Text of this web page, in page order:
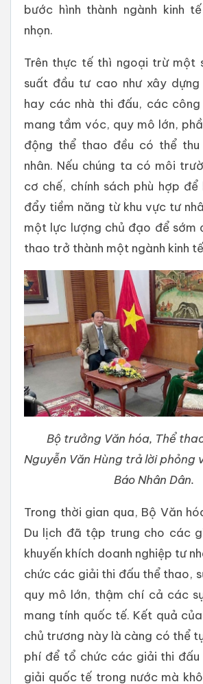
bước hình thành ngành kinh
nhọn.
Trên thực tế thì ngoại trừ một
suất đầu tư cao như xây
hay các nhà thi đấu, các
mang tầm vóc, quy mô lớn,
động thể thao đều có thể
nhân. Nếu chúng ta có môi
cơ chế, chính sách phù hợp
đẩy tiềm năng từ khu vực tư
một lực lượng chủ đạo để sớm
thao trở thành một ngành kinh
Bộ trưởng Văn hóa, Thể
Nguyễn Văn Hùng trả lời phỏng
Báo Nhân Dân.
Trong thời gian qua, Bộ Văn
Du lịch đã tập trung cho các
khuyến khích doanh nghiệp tư
chức các giải thi đấu thể thao,
quy mô lớn, thậm chí cả các
mang tính quốc tế. Kết quả
chủ trương này là càng có thể
phí để tổ chức các giải thi
giải quốc tế trong nước mà